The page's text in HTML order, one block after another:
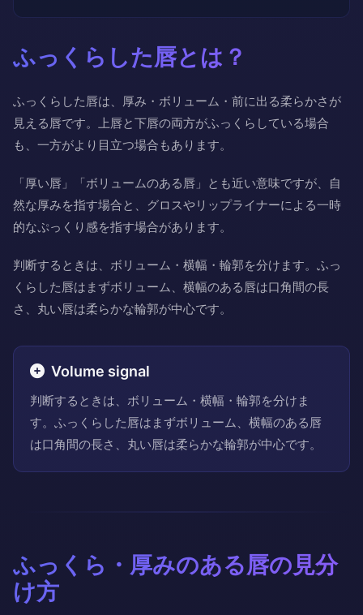
ふっくらした唇とは？
ふっくらした唇は、厚み・ボリューム・前に出る柔らかさが
見える唇です。上唇と下唇の両方がふっくらしている場合
も、一方がより目立つ場合もあります。
「厚い唇」「ボリュームのある唇」とも近い意味ですが、自
然な厚みを指す場合と、グロスやリップライナーによる一時
的なぷっくり感を指す場合があります。
判断するときは、ボリューム・横幅・輪郭を分けます。ふっ
くらした唇はまずボリューム、横幅のある唇は口角間の長
さ、丸い唇は柔らかな輪郭が中心です。
Volume signal
判断するときは、ボリューム・横幅・輪郭を分けま
す。ふっくらした唇はまずボリューム、横幅のある唇
は口角間の長さ、丸い唇は柔らかな輪郭が中心です。
ふっくら・厚みのある唇の見分
け方